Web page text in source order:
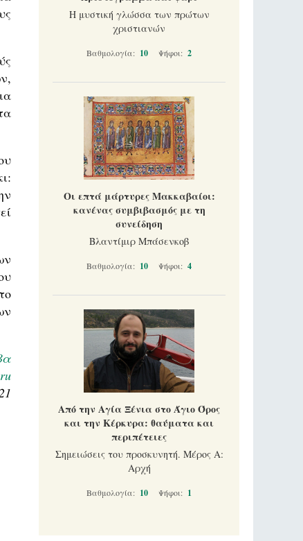
Η μυστική γλώσσα των πρώτων
χριστιανών
Βαθμολογία: 10 Ψήφοι: 2
Οι επτά μάρτυρες Μακκαβαίοι:
κανένας συμβιβασμός με τη
συνείδηση
Βλαντίμιρ Μπάσενκοβ
Βαθμολογία: 10 Ψήφοι: 4
Από την Αγία Ξένια στο Άγιο Όρος
και την Κέρκυρα: θαύματα και
περιπέτειες
Σημειώσεις του προσκυνητή. Μέρος Α:
Αρχή
Βαθμολογία: 10 Ψήφοι: 1